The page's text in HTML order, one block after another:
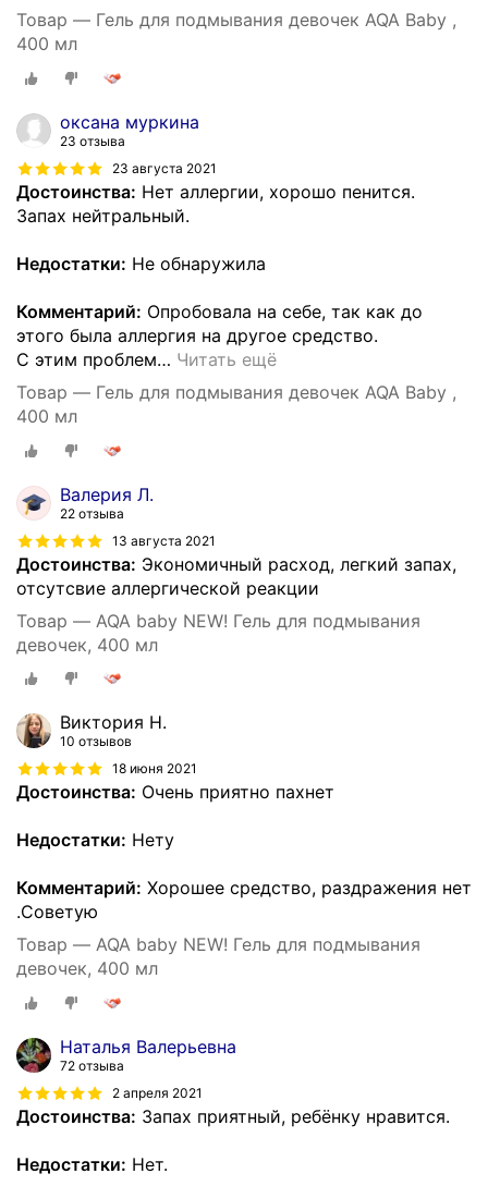
Товар — Гель для подмывания девочек AQA Baby ,
400 мл
оксана муркина
23 отзыва
23 августа 2021
Достоинства: Нет аллергии, хорошо пенится.
Запах нейтральный.
Недостатки: Не обнаружила
Комментарий: Опробовала на себе, так как до
этого была аллергия на другое средство.
С этим проблем… Читать ещё
Товар — Гель для подмывания девочек AQA Baby ,
400 мл
Валерия Л.
22 отзыва
13 августа 2021
Достоинства: Экономичный расход, легкий запах,
отсутсвие аллергической реакции
Товар — AQA baby NEW! Гель для подмывания
девочек, 400 мл
Виктория Н.
10 отзывов
18 июня 2021
Достоинства: Очень приятно пахнет
Недостатки: Нету
Комментарий: Хорошее средство, раздражения нет
.Советую
Товар — AQA baby NEW! Гель для подмывания
девочек, 400 мл
Наталья Валерьевна
72 отзыва
2 апреля 2021
Достоинства: Запах приятный, ребёнку нравится.
Недостатки: Нет.